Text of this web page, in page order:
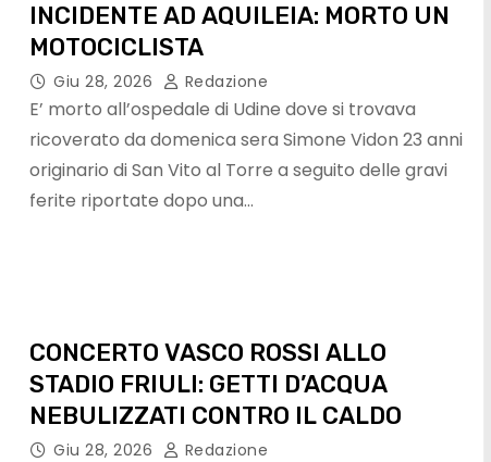
INCIDENTE AD AQUILEIA: MORTO UN
MOTOCICLISTA
Giu 28, 2026 Redazione
E’ morto all’ospedale di Udine dove si trovava
ricoverato da domenica sera Simone Vidon 23 anni
originario di San Vito al Torre a seguito delle gravi
ferite riportate dopo una…
CONCERTO VASCO ROSSI ALLO
STADIO FRIULI: GETTI D’ACQUA
NEBULIZZATI CONTRO IL CALDO
Giu 28, 2026 Redazione